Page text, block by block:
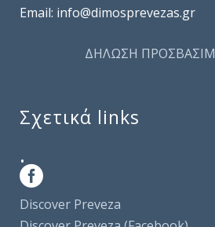
Email: info@dimosprevezas.gr
ΔΗΛΩΣΗ
Σχετικά links
.
Discover Preveza